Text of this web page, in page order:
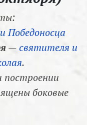
Победоносца
—святителя и
.
построении
боковые